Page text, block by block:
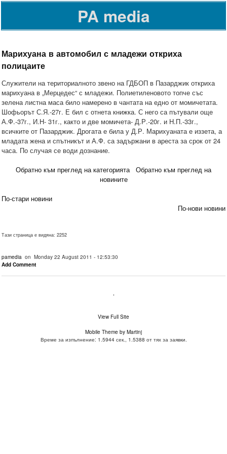
PA media
Марихуана в автомобил с младежи откриха
полицаите
Служители на териториалното звено на ГДБОП в Пазарджик откриха
марихуана в „Мерцедес“ с младежи. Полиетиленовото топче със
зелена листна маса било намерено в чантата на едно от момичетата.
Шофьорът С.Я.-27г. Е бил с отнета книжка. С него са пътували още
А.Ф.-37г., И.Н- 31г., както и две момичета- Д.Р.-20г. и Н.П.-33г.,
всичките от Пазарджик. Дрогата е била у Д.Р. Марихуаната е иззета, а
младата жена и спътникът и А.Ф. са задържани в ареста за срок от 24
часа. По случая се води дознание.
Обратно към преглед на категорията
Обратно към преглед на
новините
По-стари новини
По-нови новини
Тази страница е видяна: 2252
pamedia on Monday 22 August 2011 - 12:53:30
Add Comment
.
View Full Site
Mobile Theme by Martinj
Време за изпълнение: 1.5944 сек., 1.5388 от тях за заявки.